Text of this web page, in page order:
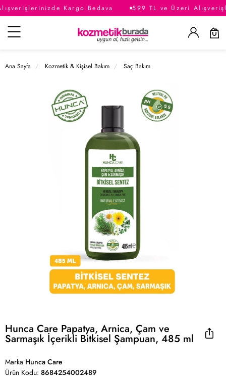
Kargo Bedava 599 TL ve Üzeri
Kategoriler
Ana Sayfa Kozmetik & Kişisel Bakım Saç Bakım
Hunca Care Papatya, Arnica, Çam ve
Sarmaşık İçerikli Bitkisel Şampuan, 485 ml
Marka Hunca Care
Ürün Kodu: 8684254002489